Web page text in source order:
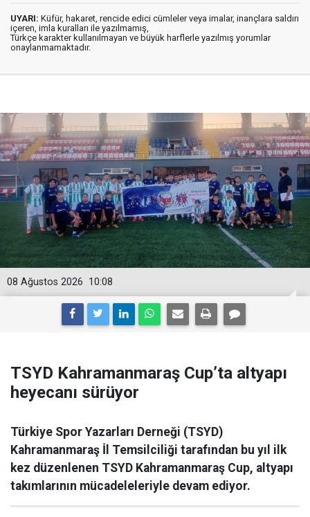
UYARI: Küfür, hakaret, rencide edici cümleler veya imalar, inançlara saldırı
içeren, imla kuralları ile yazılmamış,
Türkçe karakter kullanılmayan ve büyük harflerle yazılmış yorumlar
onaylanmamaktadır.
10:08
08 Ağustos 2026
TSYD Kahramanmaraş Cup’ta altyapı
heyecanı sürüyor
Türkiye Spor Yazarları Derneği (TSYD)
Kahramanmaraş İl Temsilciliği tarafından bu yıl ilk
kez düzenlenen TSYD Kahramanmaraş Cup, altyapı
takımlarının mücadeleleriyle devam ediyor.